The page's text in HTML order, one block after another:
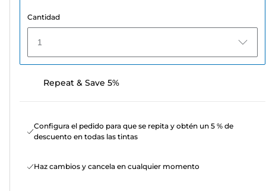
Cantidad
1
Repeat & Save 5%
Configura el pedido para que se repita y obtén un 5 % de
descuento en todas las tintas
Haz cambios y cancela en cualquier momento